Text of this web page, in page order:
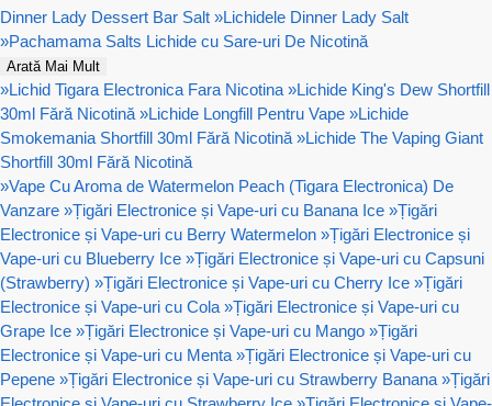
Dinner Lady Dessert Bar Salt »Lichidele Dinner Lady Salt
»Pachamama Salts Lichide cu Sare-uri De Nicotină
Arată Mai Mult
»Lichid Tigara Electronica Fara Nicotina »Lichide King's Dew Shortfill
30ml Fără Nicotină »Lichide Longfill Pentru Vape »Lichide
Smokemania Shortfill 30ml Fără Nicotină »Lichide The Vaping Giant
Shortfill 30ml Fără Nicotină
»Vape Cu Aroma de Watermelon Peach (Tigara Electronica) De
Vanzare »Țigări Electronice și Vape-uri cu Banana Ice »Țigări
Electronice și Vape-uri cu Berry Watermelon »Țigări Electronice și
Vape-uri cu Blueberry Ice »Țigări Electronice și Vape-uri cu Capsuni
(Strawberry) »Țigări Electronice și Vape-uri cu Cherry Ice »Țigări
Electronice și Vape-uri cu Cola »Țigări Electronice și Vape-uri cu
Grape Ice »Țigări Electronice și Vape-uri cu Mango »Țigări
Electronice și Vape-uri cu Menta »Țigări Electronice și Vape-uri cu
Pepene »Țigări Electronice și Vape-uri cu Strawberry Banana »Țigări